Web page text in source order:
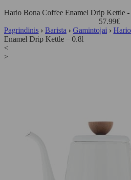
Hario Bona Coffee Enamel Drip Kettle -
57.99€
Pagrindinis › Barista › Gamintojai › Hario
Enamel Drip Kettle – 0.8l
<
>